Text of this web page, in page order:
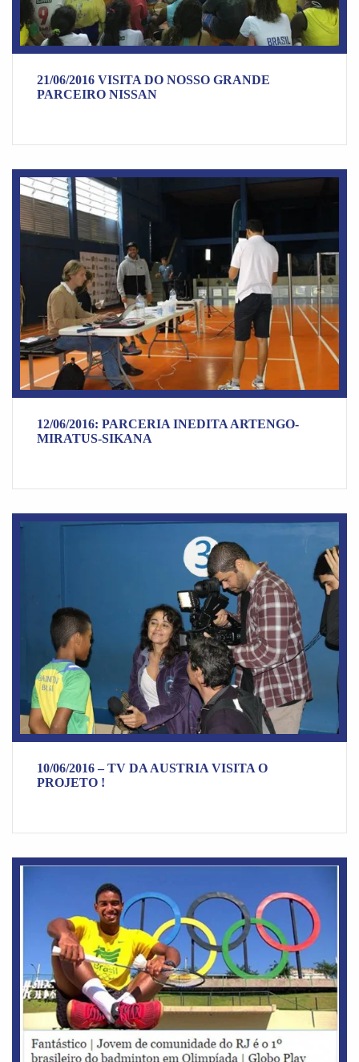
21/06/2016 VISITA DO NOSSO GRANDE
PARCEIRO NISSAN
12/06/2016: PARCERIA INEDITA ARTENGO-
MIRATUS-SIKANA
10/06/2016 – TV DA AUSTRIA VISITA O
PROJETO !